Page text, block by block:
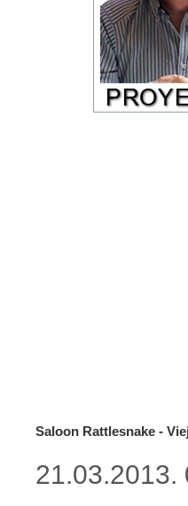
Saloon Rattlesnake -
21.03.2013.